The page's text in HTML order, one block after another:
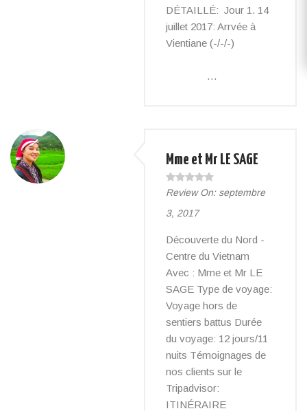
DÉTAILLÉ: Jour 1. 14
juillet 2017: Arrvée à
Vientiane (-/-/-)
…
Mme et Mr LE SAGE
Review On: septembre
3, 2017
Découverte du Nord -
Centre du Vietnam
Avec : Mme et Mr LE
SAGE Type de voyage:
Voyage hors de
sentiers battus Durée
du voyage: 12 jours/11
nuits Témoignages de
nos clients sur le
Tripadvisor:
ITINÉRAIRE